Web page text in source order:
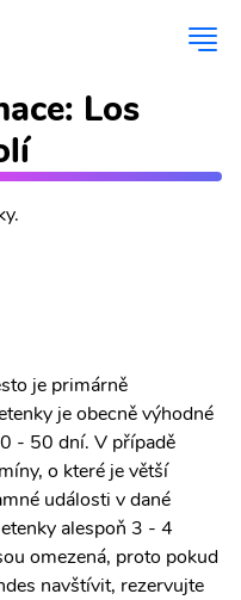
Los
je primárně
je obecně výhodné
- 50 dní. V případě
o které je větší
události v dané
alespoň 3 - 4
omezená, proto pokud
navštívit, rezervujte